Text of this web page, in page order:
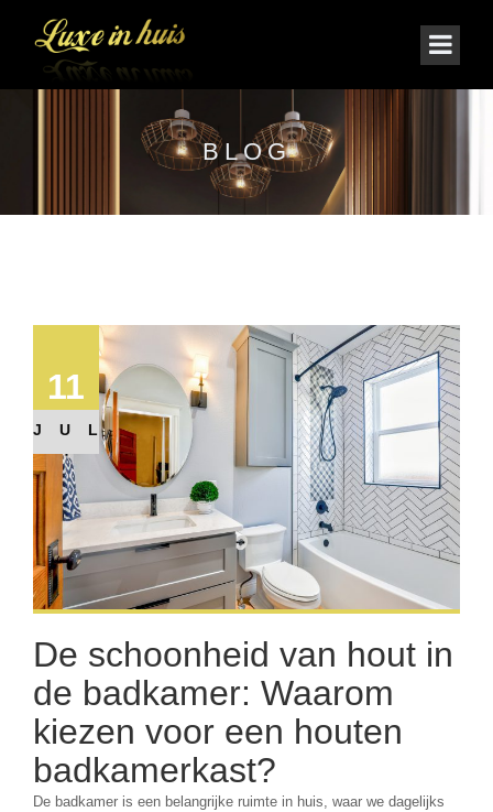
BLOG
11
JUL
De schoonheid van hout in
de badkamer: Waarom
kiezen voor een houten
badkamerkast?
De badkamer is een belangrijke ruimte in huis, waar we dagelijks